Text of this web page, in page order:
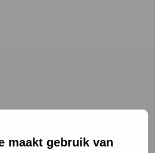
maakt gebruik van